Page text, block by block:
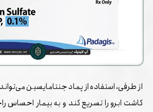
از طرفی، استفاده از پماد جنتامایسین
کاشت ابرو را تسریع کند و به بیمار احساس